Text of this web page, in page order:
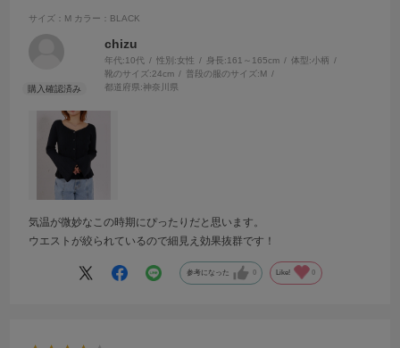
サイズ：M カラー：BLACK
chizu
年代:10代 性別:女性 身長:161～165cm 体型:小柄
靴のサイズ:24cm 普段の服のサイズ:M
都道府県:神奈川県
気温が微妙なこの時期にぴったりだと思います。
ウエストが絞られているので細見え効果抜群です！
参考になった 0 Like! 0